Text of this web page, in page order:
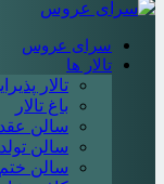
سرای عروس
تالار ها
تالار
باغ تالار
سالن عقد
سالن تولد
سالن